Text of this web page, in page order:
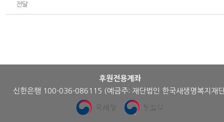
전달
후원전용계좌
신한은행 100-036-086115 (예금주: 재단법인 한국새생명복지재